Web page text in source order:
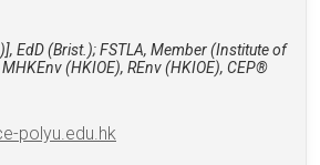
EdD (Brist.); FSTLA, Member (Institute of
(HKIOE), REnv (HKIOE), CEP®
polyu.edu.hk